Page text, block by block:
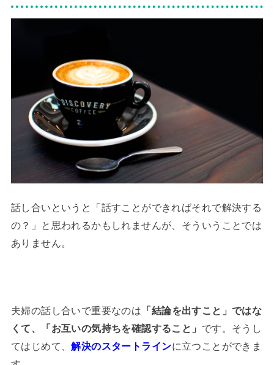
話し合いというと「話すことができればそれで解決する
の？」と思われるかもしれませんが、そういうことでは
ありません。
夫婦の話し合いで重要なのは 「結論を出すこと」ではな
くて、「お互いの気持ちを確認すること」 です。そうし
てはじめて、解決のスタートラインに立つことができま